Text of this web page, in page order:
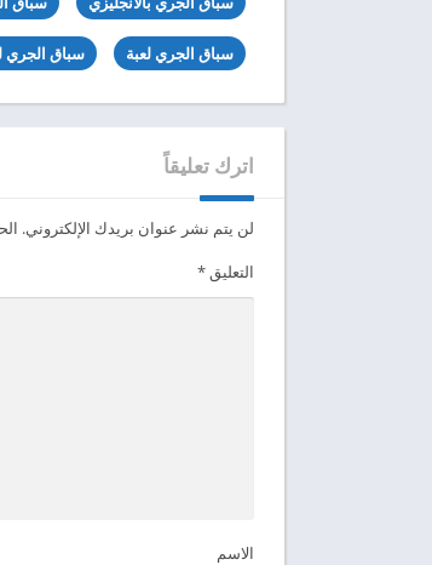
سباق الجري لعبة سباق الجري
اترك تعليقاً
لن يتم نشر عنوان بريدك الإلكتروني.
التعليق*
الاسم